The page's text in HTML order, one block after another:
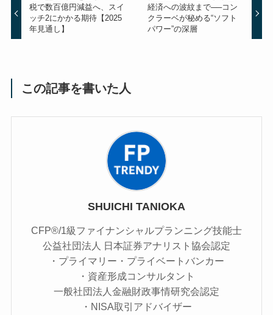
税で数百億円減益へ、スイ
ッチ2にかかる期待【2025
年見通し】
経済への波紋まで──コン
クラーベが秘める“ソフト
パワー”の深層
この記事を書いた人
SHUICHI TANIOKA
CFP®/1級ファイナンシャルプランニング技能士
公益社団法人 日本証券アナリスト協会認定
・プライマリー・プライベートバンカー
・資産形成コンサルタント
一般社団法人金融財政事情研究会認定
・NISA取引アドバイザー